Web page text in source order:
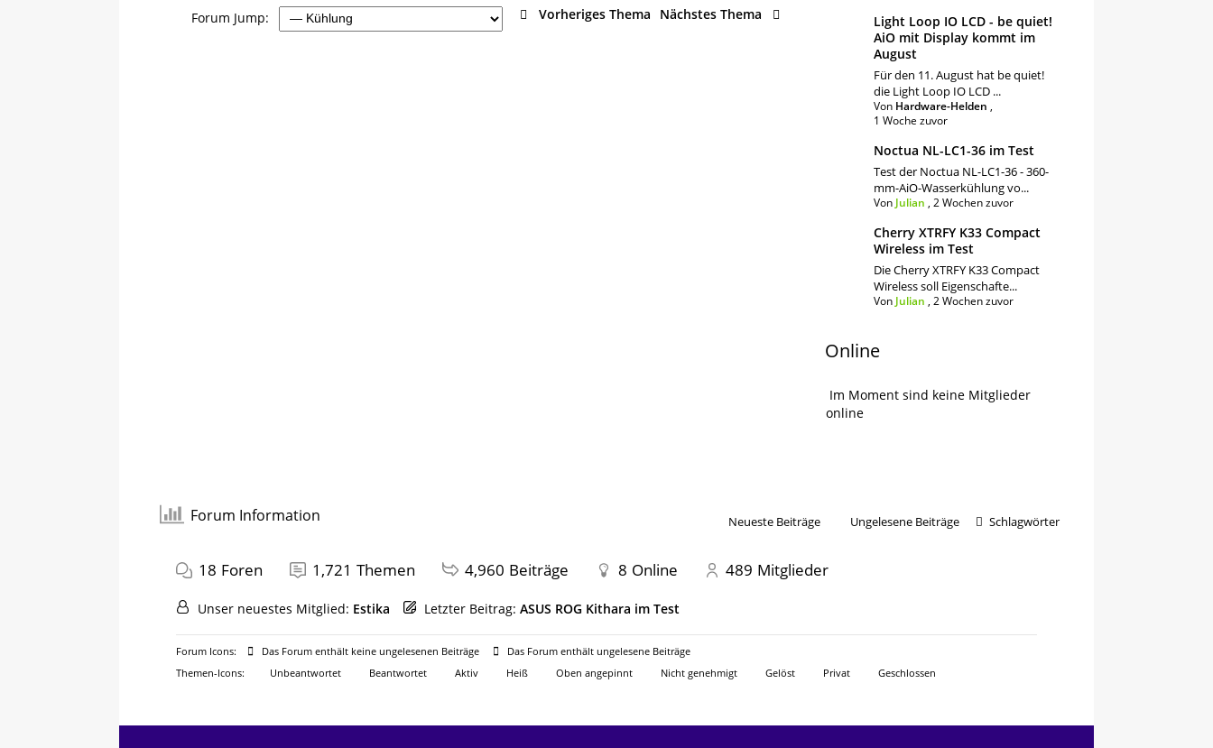
Forum Jump: Vorheriges Thema Nächstes Thema
Light Loop IO LCD - be quiet!
AiO mit Display kommt im
August
Für den 11. August hat be quiet!
die Light Loop IO LCD ...
Von Hardware-Helden ,
1 Woche zuvor
Noctua NL-LC1-36 im Test
Test der Noctua NL-LC1-36 - 360-
mm-AiO-Wasserkühlung vo...
Von Julian , 2 Wochen zuvor
Cherry XTRFY K33 Compact
Wireless im Test
Die Cherry XTRFY K33 Compact
Wireless soll Eigenschafte...
Von Julian , 2 Wochen zuvor
Online
Im Moment sind keine Mitglieder
online
Forum Information Neueste Beiträge Ungelesene Beiträge Schlagwörter
18 Foren 1,721 Themen 4,960 Beiträge 8 Online 489 Mitglieder
Unser neuestes Mitglied: Estika Letzter Beitrag: ASUS ROG Kithara im Test
Forum Icons: Das Forum enthält keine ungelesenen Beiträge
Das Forum enthält ungelesene Beiträge
Themen-Icons:
Unbeantwortet Beantwortet Aktiv Heiß Oben angepinnt Nicht genehmigt Gelöst Privat Geschlossen